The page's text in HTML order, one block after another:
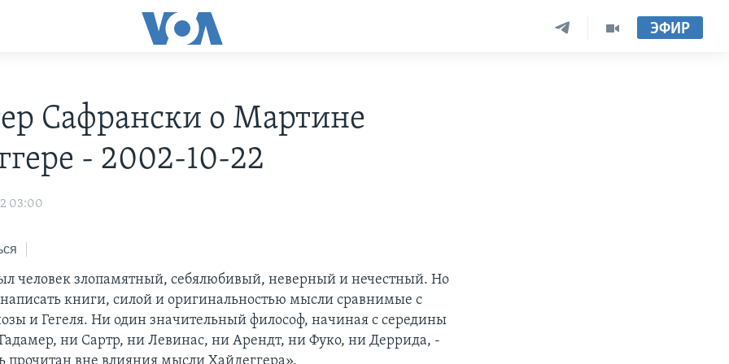
ЭФИР
Сафрански о Мартине
- 2002-10-22
03:00
человек злопамятный, себялюбивый, неверный и нечестный. Но
книги, силой и оригинальностью мысли сравнимые с
и Гегеля. Ни один значительный философ, начиная с середины
ни Сартр, ни Левинас, ни Арендт, ни Фуко, ни Деррида, -